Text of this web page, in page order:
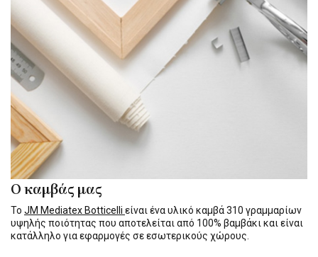
Ο καμβάς μας
Το JM Mediatex Botticelli είναι ένα υλικό καμβά 310 γραμμαρίων
υψηλής ποιότητας που αποτελείται από 100% βαμβάκι και είναι
κατάλληλο για εφαρμογές σε εσωτερικούς χώρους.